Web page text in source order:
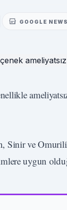
GOOGLE NEWS
Sinir ve
uygun